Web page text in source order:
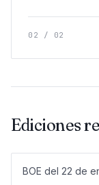
02 / 02
Ediciones
BOE del 22 de